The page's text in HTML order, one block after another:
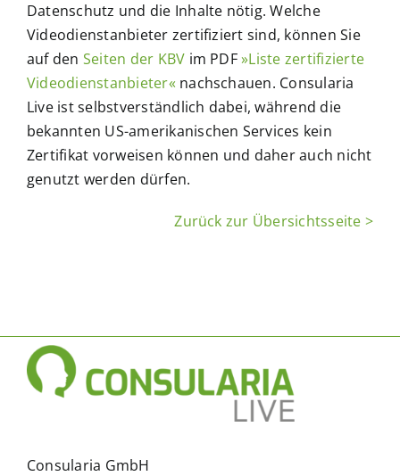
Datenschutz und die Inhalte nötig. Welche
Videodienstanbieter zertifiziert sind, können Sie
auf den Seiten der KBV im PDF»Liste zertifizierte
Videodienstanbieter«nachschauen. Consularia
Live ist selbstverständlich dabei, während die
bekannten US-amerikanischen Services kein
Zertifikat vorweisen können und daher auch nicht
genutzt werden dürfen.
Zurück zur Übersichtsseite >
Consularia GmbH